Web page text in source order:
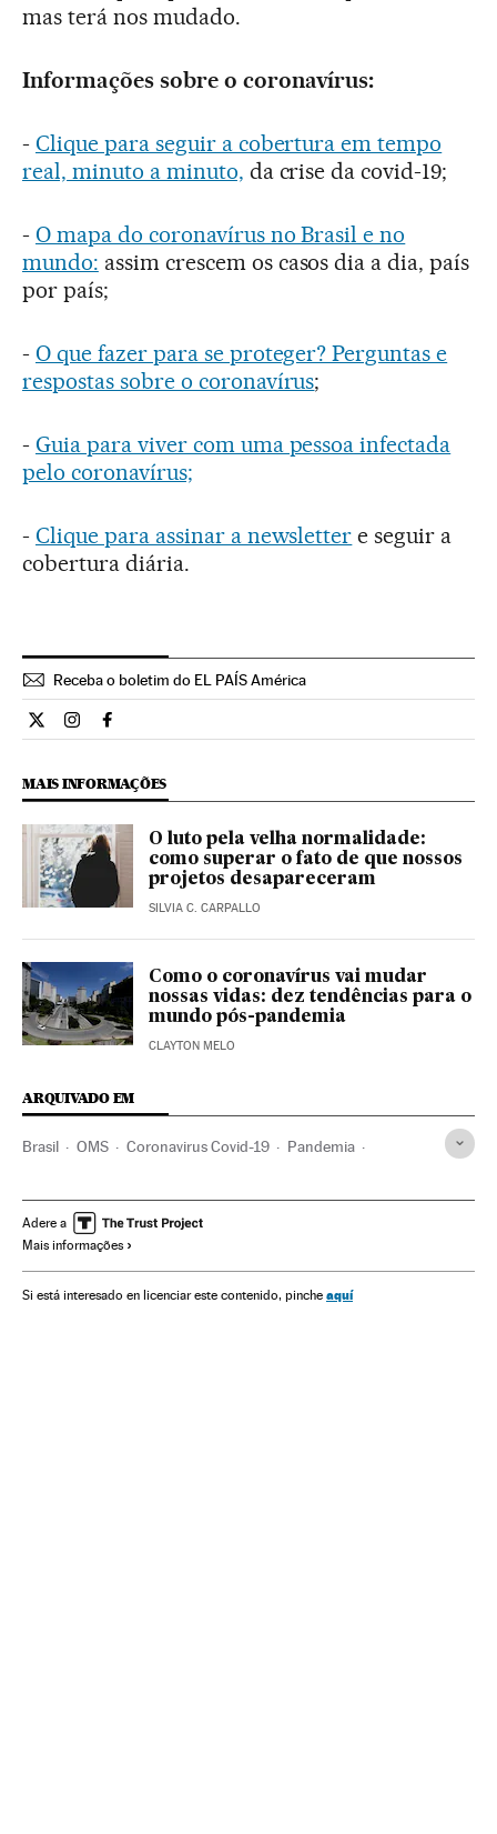
mas terá nos mudado.
Informações sobre o coronavírus:
- Clique para seguir a cobertura em tempo
real, minuto a minuto, da crise da covid-19;
- O mapa do coronavírus no Brasil e no
mundo: assim crescem os casos dia a dia, país
por país;
- O que fazer para se proteger? Perguntas e
respostas sobre o coronavírus;
- Guia para viver com uma pessoa infectada
pelo coronavírus;
- Clique para assinar a newsletter e seguir a
cobertura diária.
Receba o boletim do EL PAÍS América
Internacional El País Brasil en Twitter
Internacional El País Brasil en Instagram
Internacional El País Brasil en Facebook
MAIS INFORMAÇÕES
O luto pela velha normalidade:
como superar o fato de que nossos
projetos desapareceram
SILVIA C. CARPALLO
Como o coronavírus vai mudar
nossas vidas: dez tendências para o
mundo pós-pandemia
CLAYTON MELO
ARQUIVADO EM
Brasil OMS Coronavirus Covid-19 Pandemia
Ministério Saúde Niall Ferguson
Intelectuais
Isolamento social Quarentena Guerra fria China
Adere a
Mais informações
Si está interesado en licenciar este contenido, pinche aquí